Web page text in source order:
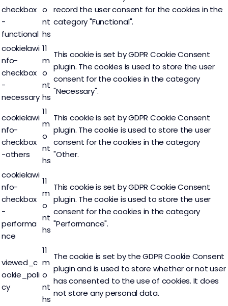
checkbox
-
functional
o
nt
hs
record the user consent for the cookies in the
category "Functional".
cookielawi
nfo-
checkbox
-
necessary
11
m
o
nt
hs
This cookie is set by GDPR Cookie Consent
plugin. The cookies is used to store the user
consent for the cookies in the category
"Necessary".
cookielawi
nfo-
checkbox
-others
11
m
o
nt
hs
This cookie is set by GDPR Cookie Consent
plugin. The cookie is used to store the user
consent for the cookies in the category
"Other.
cookielawi
nfo-
checkbox
-
performa
nce
11
m
o
nt
hs
This cookie is set by GDPR Cookie Consent
plugin. The cookie is used to store the user
consent for the cookies in the category
"Performance".
viewed_c
ookie_poli
cy
11
m
o
nt
hs
The cookie is set by the GDPR Cookie Consent
plugin and is used to store whether or not user
has consented to the use of cookies. It does
not store any personal data.